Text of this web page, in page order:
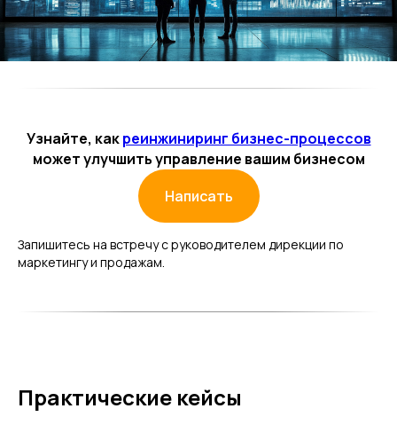
Узнайте, какреинжиниринг бизнес-процессов
может улучшить управление вашим бизнесом
Написать
Запишитесь на встречу с руководителем дирекции по
маркетингу и продажам.
Практические кейсы